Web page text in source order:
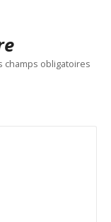
champs obligatoires